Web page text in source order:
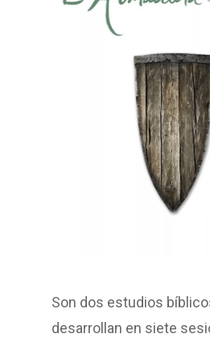
Son dos estudios
desarrollan en siete